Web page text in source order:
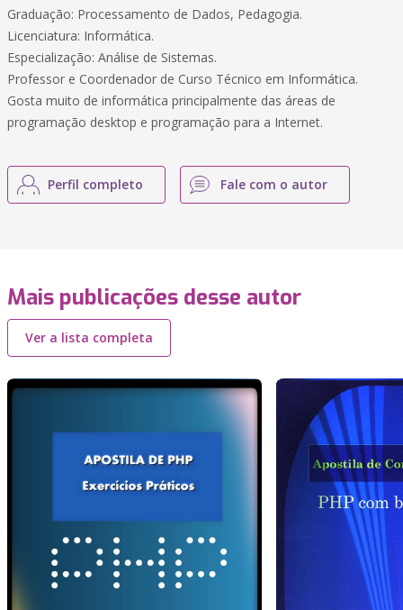
Graduação: Processamento de Dados, Pedagogia.
Licenciatura: Informática.
Especialização: Análise de Sistemas.
Professor e Coordenador de Curso Técnico em Informática.
Gosta muito de informática principalmente das áreas de
programação desktop e programação para a Internet.
Perfil completo Fale com o autor
Mais publicações desse autor
Ver a lista completa